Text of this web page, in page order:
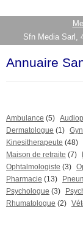
Sfn Media Sarl,
Annuaire
Ambulance (5)
Dermatologue (1)
Kinesitherapeute (48)
Maison de retraite (7)
Ophtalmologiste (3)
Pharmacie (13)
Psychologue (3)
Rhumatologue (2)